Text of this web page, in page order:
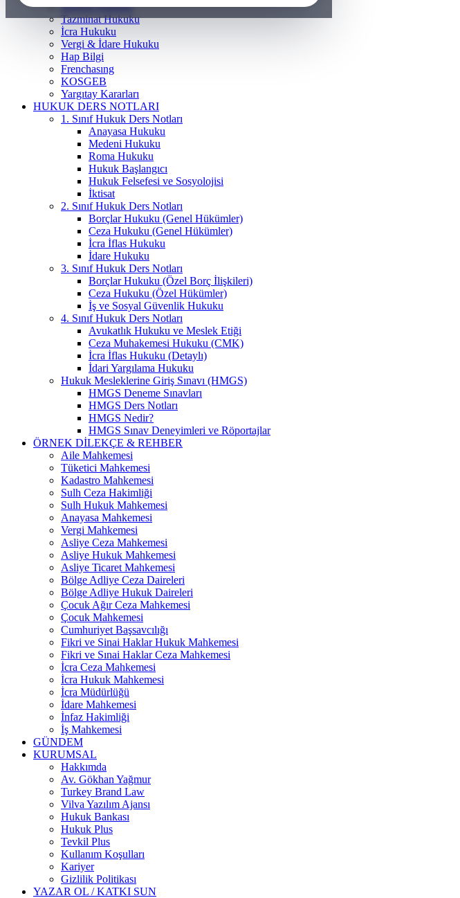
Medeni Hukuku
Tazminat Hukuku
İcra Hukuku
Vergi & İdare Hukuku
Hap Bilgi
Frenchasıng
KOSGEB
Yargıtay Kararları
HUKUK DERS NOTLARI
1. Sınıf Hukuk Ders Notları
Anayasa Hukuku
Medeni Hukuku
Roma Hukuku
Hukuk Başlangıcı
Hukuk Felsefesi ve Sosyolojisi
İktisat
2. Sınıf Hukuk Ders Notları
Borçlar Hukuku (Genel Hükümler)
Ceza Hukuku (Genel Hükümler)
İcra İflas Hukuku
İdare Hukuku
3. Sınıf Hukuk Ders Notları
Borçlar Hukuku (Özel Borç İlişkileri)
Ceza Hukuku (Özel Hükümler)
İş ve Sosyal Güvenlik Hukuku
4. Sınıf Hukuk Ders Notları
Avukatlık Hukuku ve Meslek Etiği
Ceza Muhakemesi Hukuku (CMK)
İcra İflas Hukuku (Detaylı)
İdari Yargılama Hukuku
Hukuk Mesleklerine Giriş Sınavı (HMGS)
HMGS Deneme Sınavları
HMGS Ders Notları
HMGS Nedir?
HMGS Sınav Deneyimleri ve Röportajlar
ÖRNEK DILEKÇE & REHBER
Aile Mahkemesi
Tüketici Mahkemesi
Kadastro Mahkemesi
Sulh Ceza Hakimliği
Sulh Hukuk Mahkemesi
Anayasa Mahkemesi
Vergi Mahkemesi
Asliye Ceza Mahkemesi
Asliye Hukuk Mahkemesi
Asliye Ticaret Mahkemesi
Bölge Adliye Ceza Daireleri
Bölge Adliye Hukuk Daireleri
Çocuk Ağır Ceza Mahkemesi
Çocuk Mahkemesi
Cumhuriyet Başsavcılığı
Fikri ve Sinai Haklar Hukuk Mahkemesi
Fikri ve Sınai Haklar Ceza Mahkemesi
İcra Ceza Mahkemesi
İcra Hukuk Mahkemesi
İcra Müdürlüğü
İdare Mahkemesi
İnfaz Hakimliği
İş Mahkemesi
GÜNDEM
KURUMSAL
Hakkımda
Av. Gökhan Yağmur
Turkey Brand Law
Vilva Yazılım Ajansı
Hukuk Bankası
Hukuk Plus
Tevkil Plus
Kullanım Koşulları
Kariyer
Gizlilik Politikası
YAZAR OL / KATKI SUN